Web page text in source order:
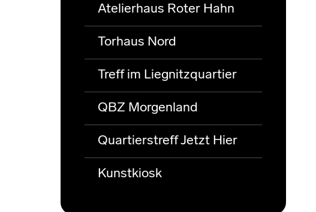
Atelierhaus Roter Hahn
Torhaus Nord
Treff im Liegnitzquartier
QBZ Morgenland
Quartierstreff Jetzt Hier
Kunstkiosk